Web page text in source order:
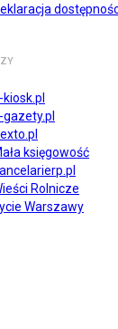
kiosk.pl
gazety.pl
księgowość
Rolnicze
Warszawy